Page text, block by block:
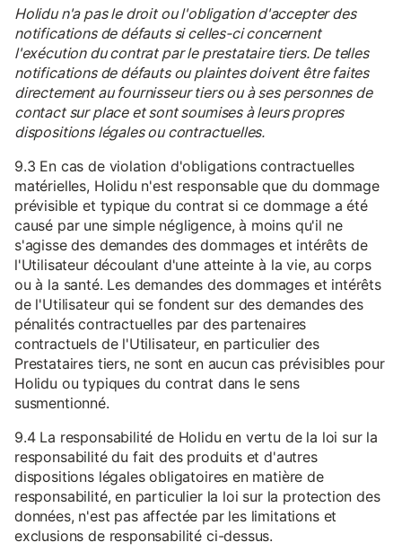
Holidu n'a pas le droit ou l'obligation d'accepter des
notifications de défauts si celles-ci concernent
l'exécution du contrat par le prestataire tiers. De telles
notifications de défauts ou plaintes doivent être faites
directement au fournisseur tiers ou à ses personnes de
contact sur place et sont soumises à leurs propres
dispositions légales ou contractuelles.
9.3 En cas de violation d'obligations contractuelles
matérielles, Holidu n'est responsable que du dommage
prévisible et typique du contrat si ce dommage a été
causé par une simple négligence, à moins qu'il ne
s'agisse des demandes des dommages et intérêts de
l'Utilisateur découlant d'une atteinte à la vie, au corps
ou à la santé. Les demandes des dommages et intérêts
de l'Utilisateur qui se fondent sur des demandes des
pénalités contractuelles par des partenaires
contractuels de l'Utilisateur, en particulier des
Prestataires tiers, ne sont en aucun cas prévisibles pour
Holidu ou typiques du contrat dans le sens
susmentionné.
9.4 La responsabilité de Holidu en vertu de la loi sur la
responsabilité du fait des produits et d'autres
dispositions légales obligatoires en matière de
responsabilité, en particulier la loi sur la protection des
données, n'est pas affectée par les limitations et
exclusions de responsabilité ci-dessus.